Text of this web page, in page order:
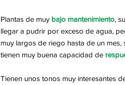
Plantas de muy bajo mantenimiento,
llegar a pudrir por exceso de agua,
muy largos de riego hasta de un
tienen muy buena capacidad de
Tienen unos tonos muy interesantes